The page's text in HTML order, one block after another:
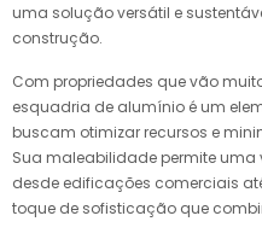
uma solução versátil e
construção.
Com propriedades que vão
esquadria de alumínio é um
buscam otimizar recursos e
Sua maleabilidade permite
desde edificações comerciais
toque de sofisticação que